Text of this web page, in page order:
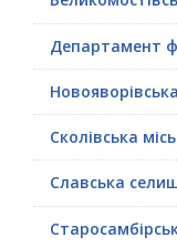
Департамент
Сколівська
Славська